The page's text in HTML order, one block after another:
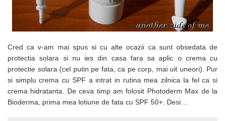
Cred ca v-am mai spus si cu alte ocazii ca sunt obsedata de
protectia solara si nu ies din casa fara sa aplic o crema cu
protectie solara (cel putin pe fata, ca pe corp, mai uit uneori). Pur
si simplu crema cu SPF a intrat in rutina mea zilnica la fel ca si
crema hidratanta. De ceva timp am folosit Photoderm Max de la
Bioderma, prima mea lotiune de fata cu SPF 50+. Desi…